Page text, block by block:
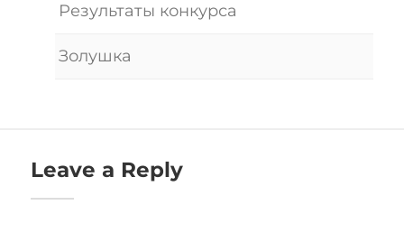
Результаты конкурса
Золушка
Leave a Reply